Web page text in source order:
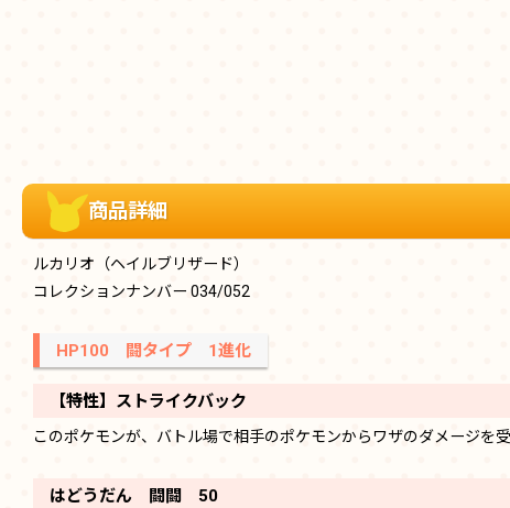
商品詳細
ルカリオ（ヘイルブリザード）
コレクションナンバー 034/052
HP100 闘タイプ 1進化
【特性】ストライクバック
このポケモンが、バトル場で相手のポケモンからワザのダメージを
はどうだん 闘闘 50